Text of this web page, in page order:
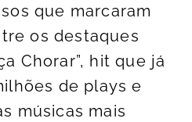
que marcaram
os destaques
Chorar”, hit que já
de plays e
músicas mais